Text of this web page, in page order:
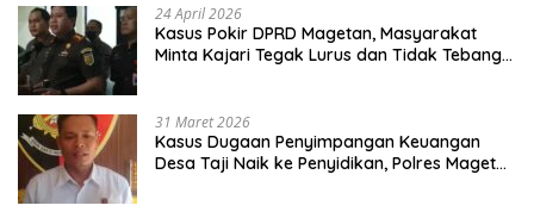
24 April 2026
Kasus Pokir DPRD Magetan, Masyarakat
Minta Kajari Tegak Lurus dan Tidak Tebang
31 Maret 2026
Kasus Dugaan Penyimpangan Keuangan
Desa Taji Naik ke Penyidikan, Polres Magetan